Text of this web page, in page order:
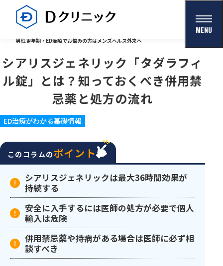
男性更年期・ED治療でお悩みの方はメンズヘルス外来へ
MENU
シアリスジェネリック「タダラフィ
ル錠」とは？知っておくべき併用禁
忌薬と処方の流れ
ED治療がわかる基礎情報
このコラムのポイント
シアリスジェネリックは最大36時間効果が
持続する
安全に入手するには医師の処方が必要で個人
輸入は危険
併用禁忌薬や持病がある場合は医師に必ず相
談すべき